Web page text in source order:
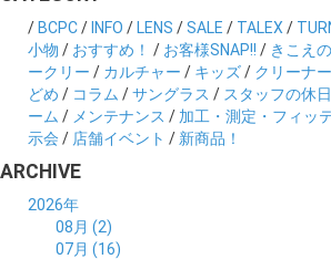
/ BCPC/ INFO / LENS /SALE / TALEX /
小物 / おすすめ！ / お客様SNAP!! / きこえ
ークリー / カルチャー / キッズ/ クリーナー
どめ / コラム /サングラス / スタッフの休日
ーム / メンテナンス / 加工・測定・フィッ
示会 / 店舗イベント / 新商品！
ARCHIVE
2026年
08月 (2)
07月 (16)